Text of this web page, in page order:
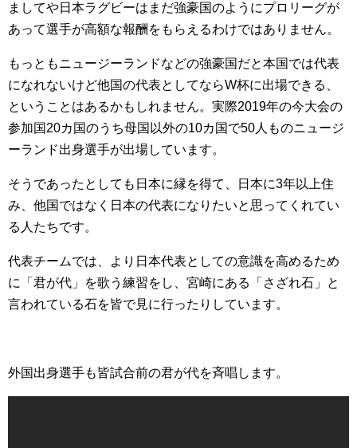
ましてや日本ラグビーはまだ強豪国のようにプロリーグが
あって選手が高額な報酬をもらえるわけではありません。
もっともニュージーランドなどの強豪国だと本国では代表
になれないけど他国の代表としてならW杯に出場できる、
ということはあるかもしれません。実際2019年の今大会の
参加国20カ国のうち母国以外の10カ国で50人ものニュージ
ーランド出身選手が出場しています。
そうであったとしても日本に縁を得て、日本に3年以上住
み、他国ではなく日本の代表になりたいと思ってくれてい
る人たちです。
代表チームでは、より日本代表としての意識を高めるため
に「君が代」を歌う練習をし、宮崎にある「さざれ石」と
言われている石を皆で見に行ったりしています。
外国出身選手も皆試合前の君が代を斉唱します。